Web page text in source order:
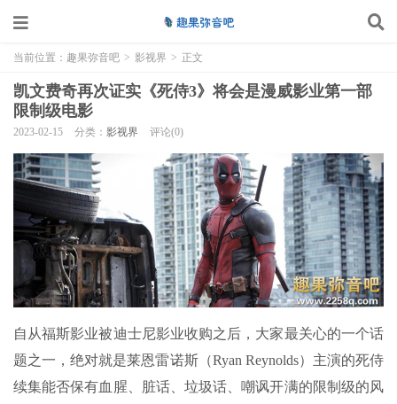
当前位置： 趣果弥音吧 > 影视界 > 正文
凯文费奇再次证实《死侍3》将会是漫威影业第一部
限制级电影
2023-02-15 分类： 影视界 评论(0)
自从福斯影业被迪士尼影业收购之后，大家最关心的一个话
题之一，绝对就是莱恩雷诺斯（Ryan Reynolds）主演的死侍
续集能否保有血腥、脏话、垃圾话、嘲讽开满的限制级的风